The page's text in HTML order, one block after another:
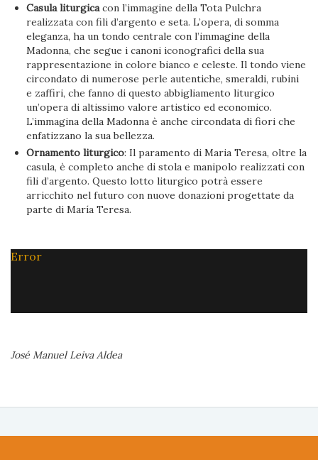
Casula liturgicacon l’immagine della Tota Pulchra
realizzata con fili d’argento e seta. L’opera, di somma
eleganza, ha un tondo centrale con l’immagine della
Madonna, che segue i canoni iconografici della sua
rappresentazione in colore bianco e celeste. Il tondo viene
circondato di numerose perle autentiche, smeraldi, rubini
e zaffiri, che fanno di questo abbigliamento liturgico
un’opera di altissimo valore artistico ed economico.
L’immagina della Madonna è anche circondata di fiori che
enfatizzano la sua bellezza.
Ornamento liturgico: Il paramento di Maria Teresa, oltre la
casula, è completo anche di stola e manipolo realizzati con
fili d’argento. Questo lotto liturgico potrà essere
arricchito nel futuro con nuove donazioni progettate da
parte di María Teresa.
Error
José Manuel Leiva Aldea